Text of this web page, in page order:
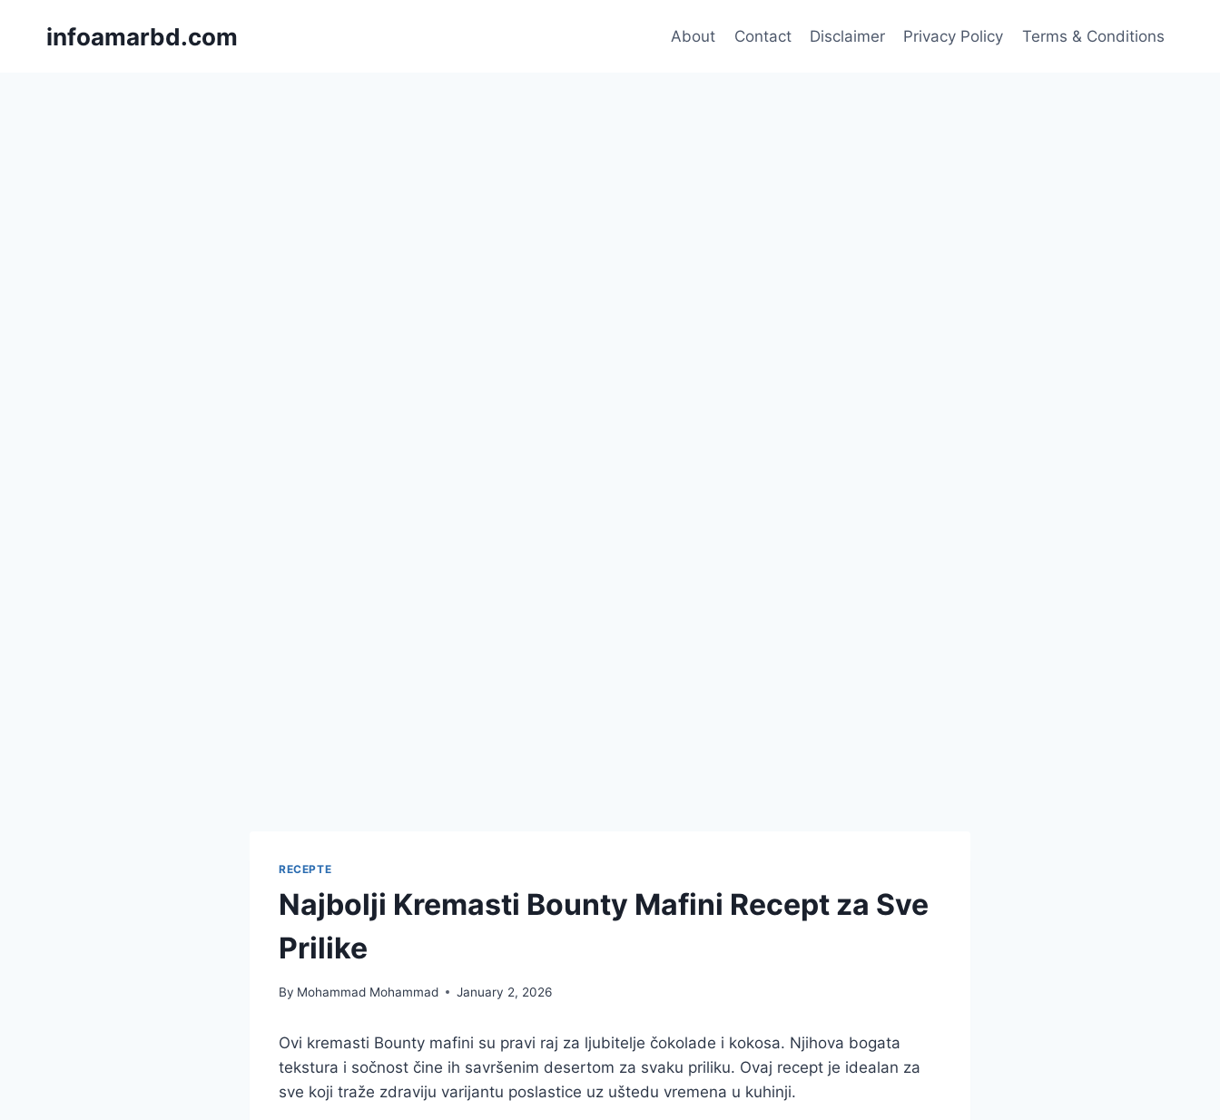
infoamarbd.com About Contact Disclaimer Privacy Policy Terms & Conditions
RECEPTE
Najbolji Kremasti Bounty Mafini Recept za Sve
Prilike
By Mohammad Mohammad January 2, 2026
Ovi kremasti Bounty mafini su pravi raj za ljubitelje čokolade i kokosa. Njihova bogata
tekstura i sočnost čine ih savršenim desertom za svaku priliku. Ovaj recept je idealan za
sve koji traže zdraviju varijantu poslastice uz uštedu vremena u kuhinji.